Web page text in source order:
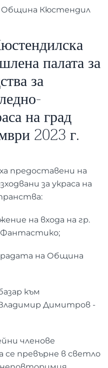
Община Кюстендил
палата за
за
на град
2023 г.
предоставени на
за украса на
на входа на гр.
Фантастико;
на Община
към
Димитров -
членове
се превърне в светло